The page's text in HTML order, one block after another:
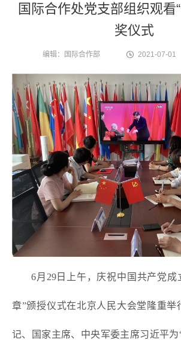
国际合作处党支部组织观看
奖仪式
编辑：国际合作部 2021-07-01
6月29日上午，庆祝中国共产党成
章”颁授仪式在北京人民大会堂隆重举
记、国家主席、中央军委主席习近平为